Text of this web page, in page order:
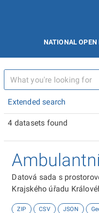
NATIONAL OPEN
Extended search
4 datasets found
Datová sada s
Krajského úřadu
ZIP CSV JSON